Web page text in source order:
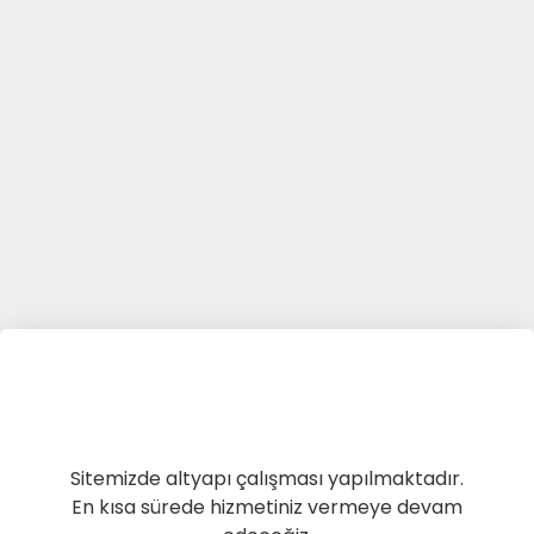
Sitemizde altyapı çalışması yapılmaktadır.
En kısa sürede hizmetiniz vermeye devam